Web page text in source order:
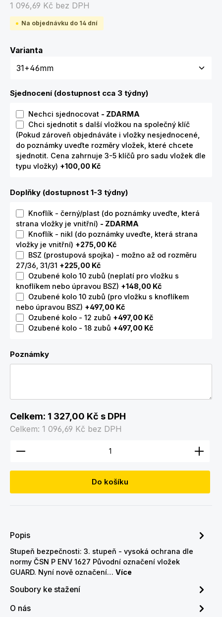
1 096,69 Kč bez DPH
Na objednávku do 14 dní
VariantaZvolte variantu
Sjednocení (dostupnost cca 3 týdny)
Nechci sjednocovat - ZDARMA
Chci sjednotit s další vložkou na společný klíč
(Pokud zároveň objednáváte i vložky nesjednocené,
do poznámky uveďte rozměry vložek, které chcete
sjednotit. Cena zahrnuje 3-5 klíčů pro sadu vložek dle
typu vložky) +100,00 Kč
Doplňky (dostupnost 1-3 týdny)
Knoflík - černý/plast (do poznámky uveďte, která
strana vložky je vnitřní) - ZDARMA
Knoflík - nikl (do poznámky uveďte, která strana
vložky je vnitřní) +275,00 Kč
BSZ (prostupová spojka) - možno až od rozměru
27/36, 31/31 +225,00 Kč
Ozubené kolo 10 zubů (neplatí pro vložku s
knoflíkem nebo úpravou BSZ) +148,00 Kč
Ozubené kolo 10 zubů (pro vložku s knoflíkem
nebo úpravou BSZ) +497,00 Kč
Ozubené kolo - 12 zubů +497,00 Kč
Ozubené kolo - 18 zubů +497,00 Kč
Poznámky
Celkem: 1 327,00 Kč s DPH
Celkem: 1 096,69 Kč bez DPH
Množství produktu: Zadejte požadované
Do košíku
Popis
Stupeň bezpečnosti: 3. stupeň - vysoká ochrana dle
normy ČSN P ENV 1627 Původní označení vložek
GUARD. Nyní nově označení… Více
Soubory ke stažení
O nás